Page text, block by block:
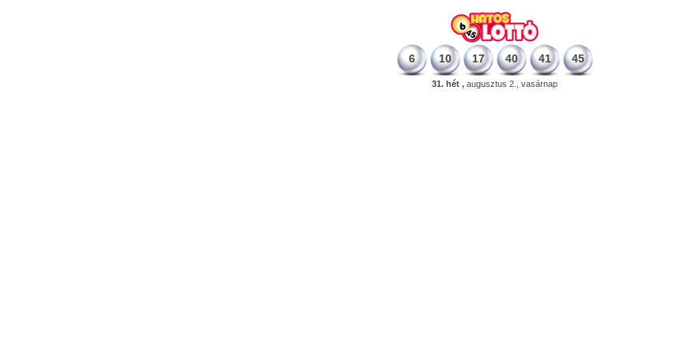
6 10 17 40 41 45
31. hét , augusztus 2., vasárnap